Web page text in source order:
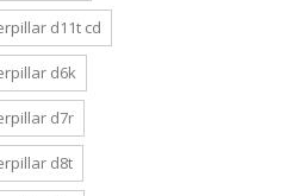
d11t cd
d6k
d7r
d8t